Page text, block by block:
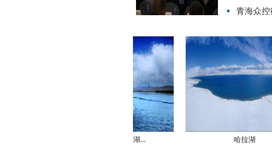
青海众
哈拉湖